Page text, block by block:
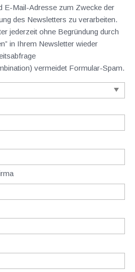
E-Mail-Adresse zum Zwecke der
des Newsletters zu verarbeiten.
jederzeit ohne Begründung durch
in Ihrem Newsletter wieder
vermeidet Formular-Spam.